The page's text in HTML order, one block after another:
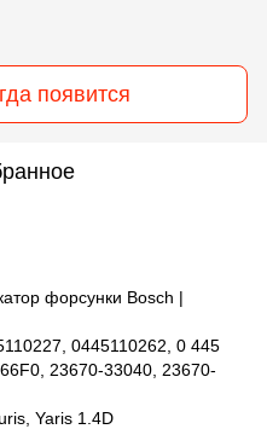
появится
форсунки Bosch |
0445110262, 0 445
23670-33040, 23670-
Yaris 1.4D